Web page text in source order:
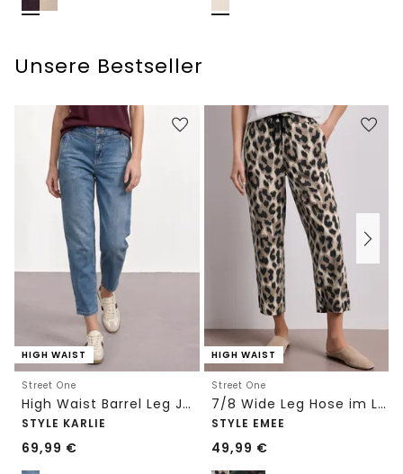
Unsere Bestseller
HIGH WAIST
Street One
High Waist Barrel Leg Jeans im Loose Fit
STYLE KARLIE
69,99 €
HIGH WAIST
Street One
7/8 Wide Leg Hose im Loose Fit mit Print
STYLE EMEE
49,99 €